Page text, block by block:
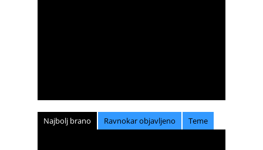
Najbolj brano Ravnokar objavljeno Teme